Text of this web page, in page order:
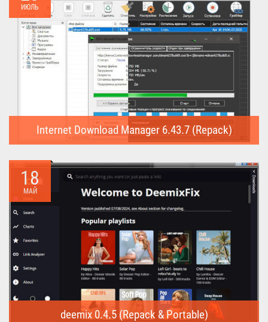
ИЮЛЬ
Internet Download Manager 6.43.7 (Repack)
предназначена для...
18
МАЙ
deemix 0.4.5 (Repack & Portable)